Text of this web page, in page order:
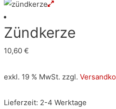
Zündkerze
10,60€
exkl. 19 % MwSt. zzgl.
Lieferzeit: 2-4 Werktage